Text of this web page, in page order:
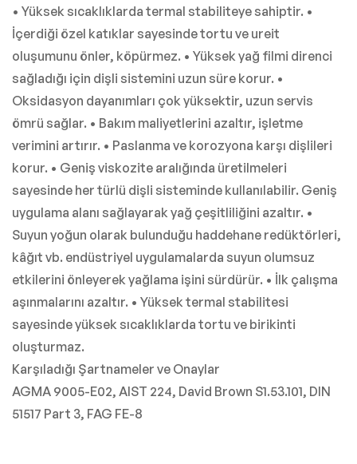
• Yüksek sıcaklıklarda termal stabiliteye sahiptir. •
İçerdiği özel katıklar sayesinde tortu ve ureit
oluşumunu önler, köpürmez. • Yüksek yağ filmi direnci
sağladığı için dişli sistemini uzun süre korur. •
Oksidasyon dayanımları çok yüksektir, uzun servis
ömrü sağlar. • Bakım maliyetlerini azaltır, işletme
verimini artırır. • Paslanma ve korozyona karşı dişlileri
korur. • Geniş viskozite aralığında üretilmeleri
sayesinde her türlü dişli sisteminde kullanılabilir. Geniş
uygulama alanı sağlayarak yağ çeşitliliğini azaltır. •
Suyun yoğun olarak bulunduğu haddehane redüktörleri,
kâğıt vb. endüstriyel uygulamalarda suyun olumsuz
etkilerini önleyerek yağlama işini sürdürür. • İlk çalışma
aşınmalarını azaltır. • Yüksek termal stabilitesi
sayesinde yüksek sıcaklıklarda tortu ve birikinti
oluşturmaz.
Karşıladığı Şartnameler ve Onaylar
AGMA 9005-E02, AIST 224, David Brown S1.53.101, DIN
51517 Part 3, FAG FE-8